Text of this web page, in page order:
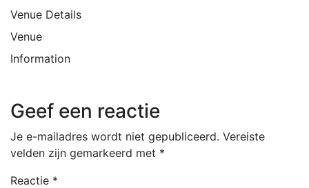
Venue Details
Venue
Information
Geef een reactie
Je e-mailadres wordt niet gepubliceerd. Vereiste
velden zijn gemarkeerd met *
Reactie *